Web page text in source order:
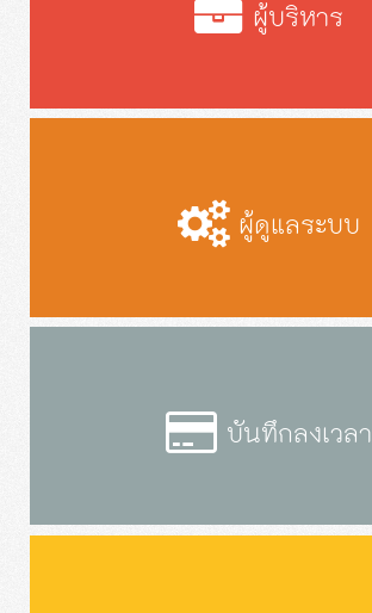
ผู้บริหาร
ผู้ดูแลระบบ
บันทึกลงเวลา